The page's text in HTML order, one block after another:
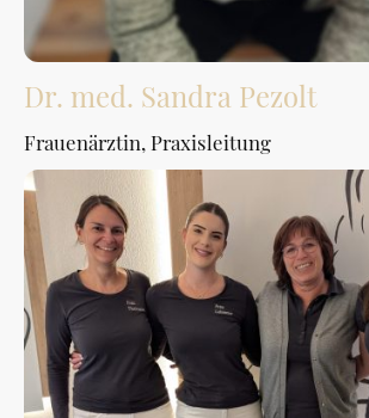
Dr. med. Sandra Pezolt
Frauenärztin, Praxisleitung